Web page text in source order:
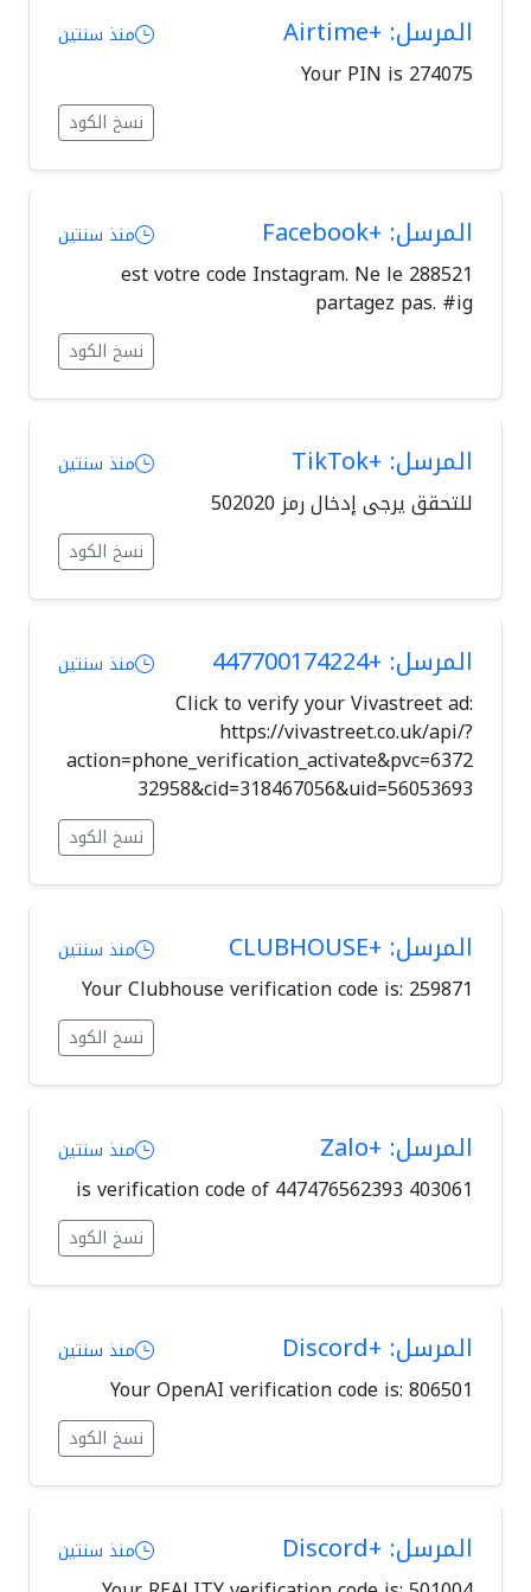
المرسل: +Airtime منذ سنتين
Your PIN is 274075
نسخ الكود
المرسل: +Facebook منذ سنتين
288521 est votre code Instagram. Ne le
partagez pas. #ig
نسخ الكود
المرسل: +TikTok منذ سنتين
للتحقق يرجى إدخال رمز 502020
نسخ الكود
المرسل: +447700174224 منذ سنتين
Click to verify your Vivastreet ad:
https://vivastreet.co.uk/api/?
action=phone_verification_activate&pvc=6372
32958&cid=318467056&uid=56053693
نسخ الكود
المرسل: +CLUBHOUSE منذ سنتين
Your Clubhouse verification code is: 259871
نسخ الكود
المرسل: +Zalo منذ سنتين
403061 is verification code of 447476562393
نسخ الكود
المرسل: +Discord منذ سنتين
Your OpenAI verification code is: 806501
نسخ الكود
المرسل: +Discord منذ سنتين